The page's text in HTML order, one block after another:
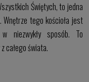
Świętych, to jedna
Wnętrze tego kościoła jest
niezwykły sposób. To
całego świata.